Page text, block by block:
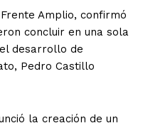
Amplio, confirmó
concluir en una sola
desarrollo de
Pedro Castillo
la creación de un